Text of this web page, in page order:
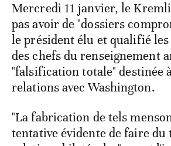
Mercredi 11 janvier, le
pas avoir de "dossiers
le président élu et qualifié
des chefs du renseignement
"falsification totale" destinée
relations avec Washington.
"La fabrication de tels
tentative évidente de faire du